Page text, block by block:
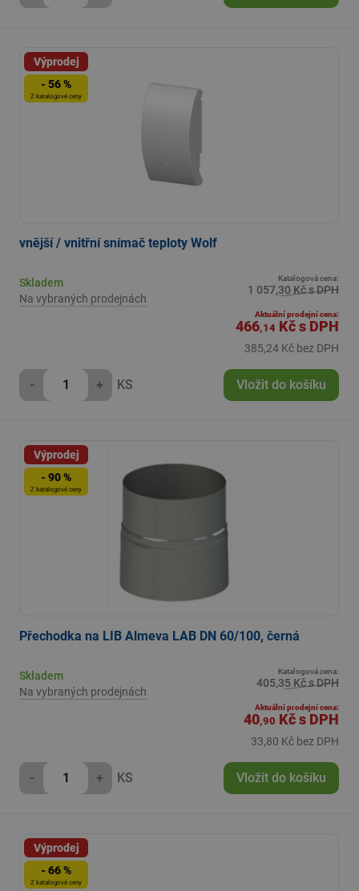
Výprodej
- 56 %
Z katalogové ceny
vnější / vnitřní snímač teploty Wolf
Skladem
Na vybraných prodejnách
Katalogová cena:
1 057,30 Kč s DPH
Aktuální prodejní cena:
466,14 Kčs DPH
385,24 Kč bez DPH
- + KS Vložit do košíku
Výprodej
- 90 %
Z katalogové ceny
Přechodka na LIB Almeva LAB DN 60/100, černá
Skladem
Na vybraných prodejnách
Katalogová cena:
405,35 Kč s DPH
Aktuální prodejní cena:
40,90 Kčs DPH
33,80 Kč bez DPH
- + KS Vložit do košíku
Výprodej
- 66 %
Z katalogové ceny